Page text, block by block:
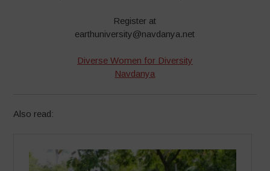
Register at
earthuniversity@navdanya.net
Diverse Women for Diversity
Navdanya
Also read: